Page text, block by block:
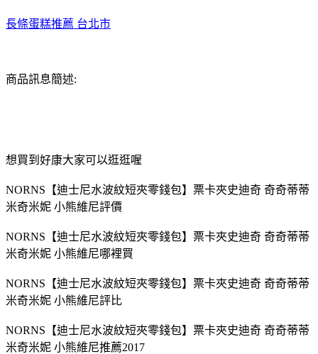
長條蛋糕推薦 台北市
商品訊息簡述:
想買到好康大家可以逛逛喔
NORNS【迪士尼水波紋短夾零錢包】票卡夾史迪奇 奇奇蒂蒂
米奇米妮 小熊維尼評價
NORNS【迪士尼水波紋短夾零錢包】票卡夾史迪奇 奇奇蒂蒂
米奇米妮 小熊維尼哪裡買
NORNS【迪士尼水波紋短夾零錢包】票卡夾史迪奇 奇奇蒂蒂
米奇米妮 小熊維尼評比
NORNS【迪士尼水波紋短夾零錢包】票卡夾史迪奇 奇奇蒂蒂
米奇米妮 小熊維尼推薦2017